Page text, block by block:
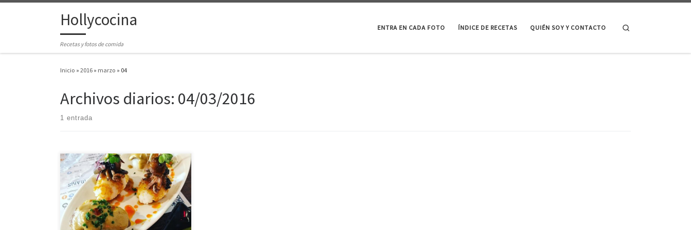
Saltar al contenidoHollycocina
Recetas y fotos de comida
ENTRA EN CADA FOTO ÍNDICE DE RECETAS QUIÉN SOY Y CONTACTO
Inicio » 2016 » marzo » 04
Archivos diarios: 04/03/2016
1 entrada